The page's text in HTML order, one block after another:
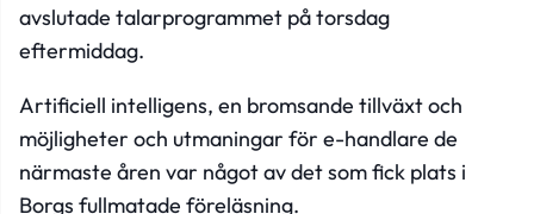
avslutade talarprogrammet på torsdag
eftermiddag.
Artificiell intelligens, en bromsande tillväxt och
möjligheter och utmaningar för e-handlare de
närmaste åren var något av det som fick plats i
Borgs fullmatade föreläsning.